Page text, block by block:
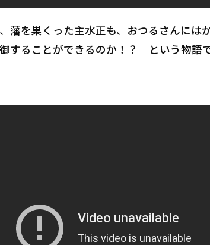
藩を巣くった主水正も、おつるさんには
することができるのか！？ という物語で